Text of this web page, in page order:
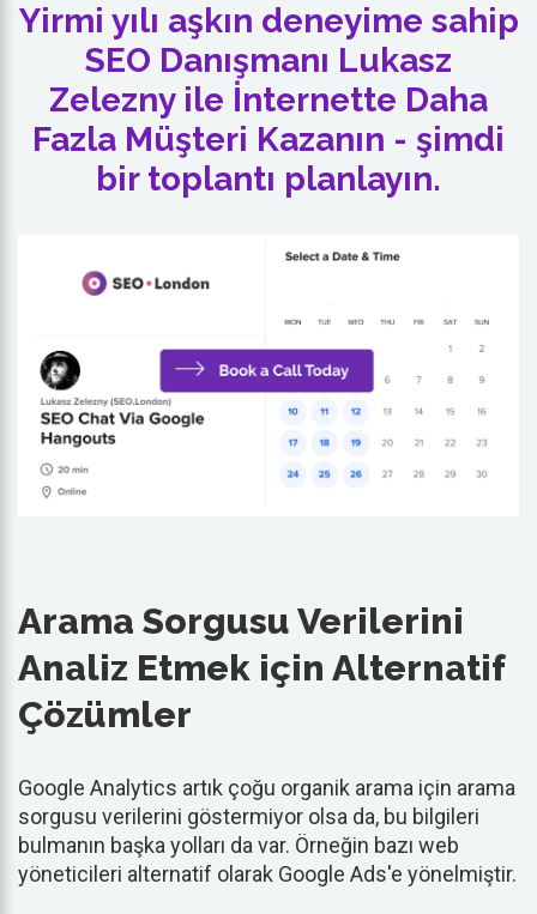
Yirmi yılı aşkın deneyime sahip
SEO Danışmanı Lukasz
Zelezny ile İnternette Daha
Fazla Müşteri Kazanın - şimdi
bir toplantı planlayın.
Arama Sorgusu Verilerini
Analiz Etmek için Alternatif
Çözümler
Google Analytics artık çoğu organik arama için arama
sorgusu verilerini göstermiyor olsa da, bu bilgileri
bulmanın başka yolları da var. Örneğin bazı web
yöneticileri alternatif olarak Google Ads'e yönelmiştir.